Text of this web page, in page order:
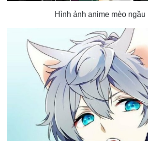
Hình ảnh anime mèo ngầu